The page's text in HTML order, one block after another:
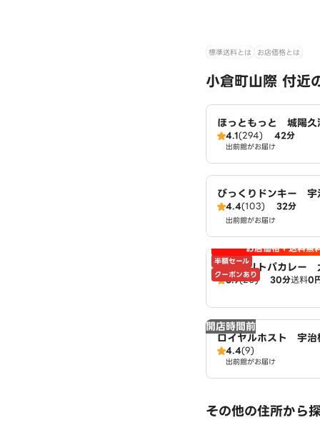
標準送料とは お店価格とは
小倉町山際 付近
ほっともっと 城陽久
4.1(294) 42分
出前館がお届け
びっくりドンキー 宇
4.4(103) 32分
出前館がお届け
半額セール
クーポンあり
お店価格＋送料無
肉盛 リトパカレー
3.9(20) 30分送料0
開店時間前
ロイヤルホスト 宇治
4.4(9)
出前館がお届け
その他の住所から